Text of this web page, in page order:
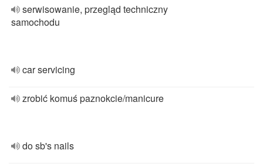
serwisowanie, przegląd techniczny
samochodu
car servicing
zrobić komuś paznokcie/manicure
do sb's nails